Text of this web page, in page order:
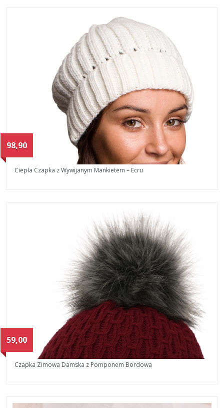
98,90
Ciepła Czapka z Wywijanym Mankietem – Ecru
59,00
Czapka Zimowa Damska z Pomponem Bordowa